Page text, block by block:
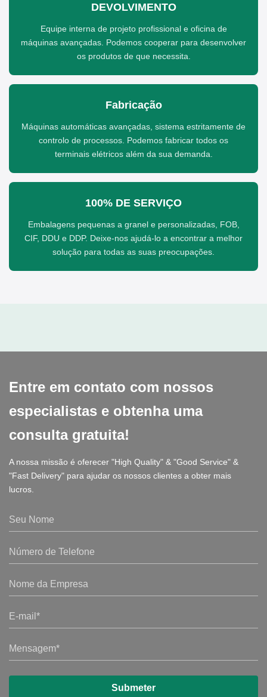
DEVOLVIMENTO
Equipe interna de projeto profissional e oficina de
máquinas avançadas. Podemos cooperar para desenvolver
os produtos de que necessita.
Fabricação
Máquinas automáticas avançadas, sistema estritamente de
controlo de processos. Podemos fabricar todos os
terminais elétricos além da sua demanda.
100% DE SERVIÇO
Embalagens pequenas a granel e personalizadas, FOB,
CIF, DDU e DDP. Deixe-nos ajudá-lo a encontrar a melhor
solução para todas as suas preocupações.
Entre em contato com nossos
especialistas e obtenha uma
consulta gratuita!
A nossa missão é oferecer "High Quality" & "Good Service" &
"Fast Delivery" para ajudar os nossos clientes a obter mais
lucros.